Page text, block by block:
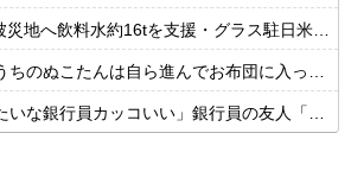
料水約16tを支援・グラス駐日米大使が県知事を訪問！
布団に入ってくるぞ。そんなぬこたんと自分は添い寝なんて当たり前。朝まで腕枕コースだせ！【再】
行員カッコいい」銀行員の友人「あんな奴居ねえよ」